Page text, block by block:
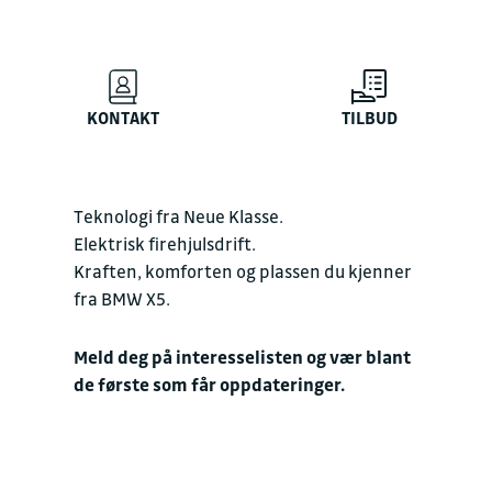
KONTAKT TILBUD
Teknologi fra Neue Klasse.
Elektrisk firehjulsdrift.
Kraften, komforten og plassen du kjenner
fra BMW X5.
Meld deg på interesselisten og vær blant
de første som får oppdateringer.